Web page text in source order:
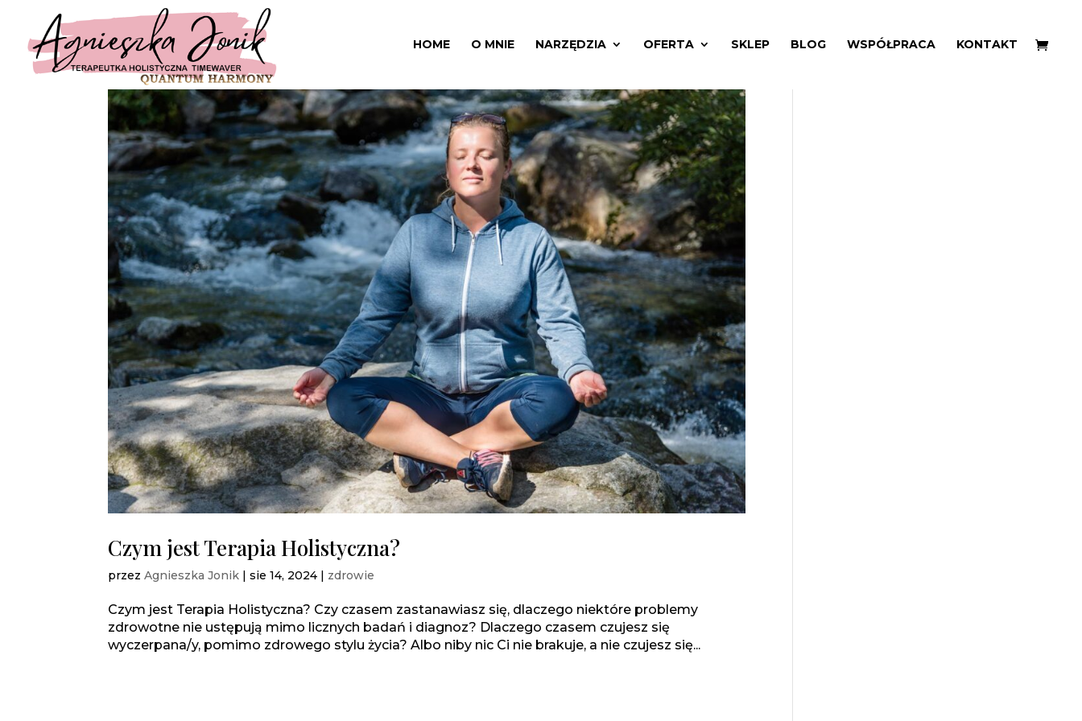
HOME O MNIE NARZĘDZIA OFERTA SKLEP BLOG WSPÓŁPRACA KONTAKT
Czym jest Terapia Holistyczna?
przezAgnieszka Jonik |sie 14, 2024 | zdrowie
Czym jest Terapia Holistyczna? Czy czasem zastanawiasz się, dlaczego niektóre problemy
zdrowotne nie ustępują mimo licznych badań i diagnoz? Dlaczego czasem czujesz się
wyczerpana/y, pomimo zdrowego stylu życia? Albo niby nic Ci nie brakuje, a nie czujesz się...